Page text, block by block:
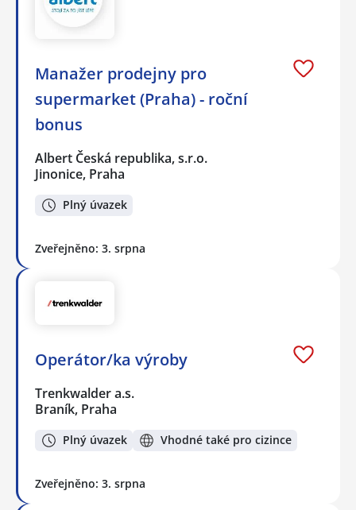
Manažer prodejny pro
supermarket (Praha) - roční
bonus
Albert Česká republika, s.r.o.
Jinonice, Praha
Plný úvazek
Zveřejněno: 3. srpna
Operátor/ka výroby
Trenkwalder a.s.
Braník, Praha
Plný úvazek Vhodné také pro cizince
Zveřejněno: 3. srpna